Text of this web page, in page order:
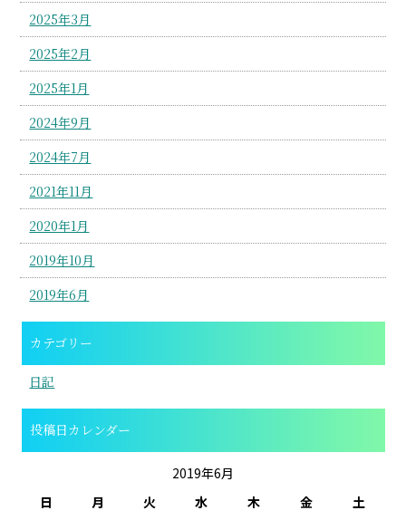
2025年3月
2025年2月
2025年1月
2024年9月
2024年7月
2021年11月
2020年1月
2019年10月
2019年6月
カテゴリー
日記
投稿日カレンダー
2019年6月
日
月 火 水 木 金
土